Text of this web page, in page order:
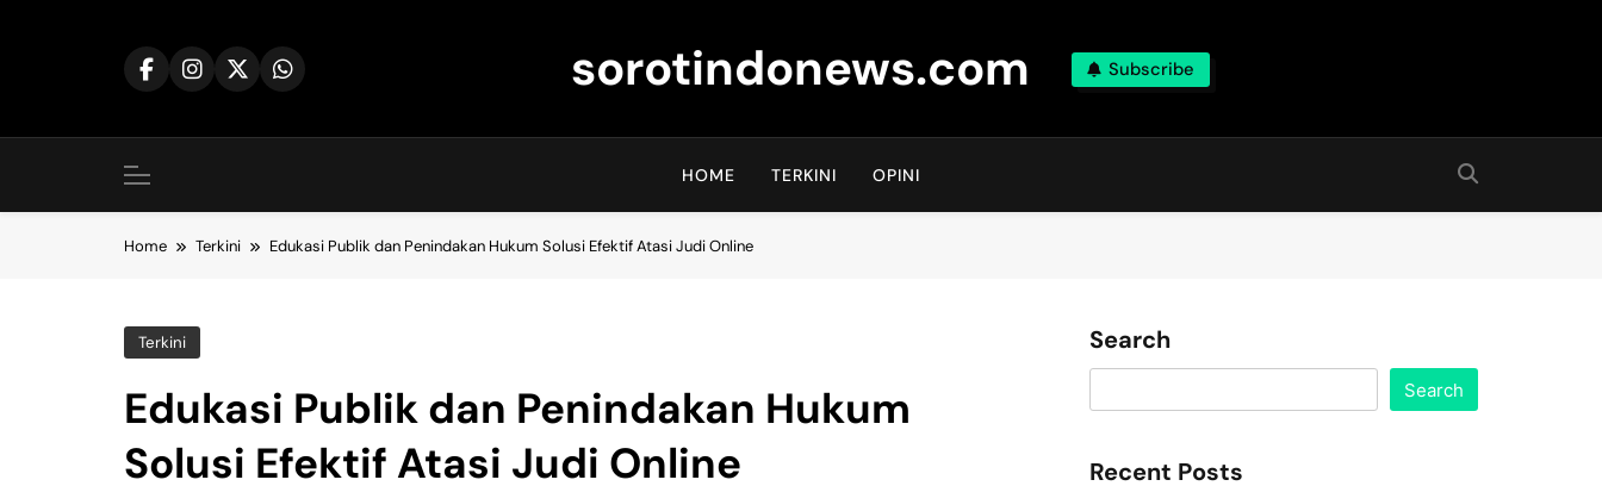
sorotindonews.com Subscribe
HOME TERKINI OPINI
Home Terkini Edukasi Publik dan Penindakan Hukum Solusi Efektif Atasi Judi Online
Terkini
Edukasi Publik dan Penindakan Hukum
Solusi Efektif Atasi Judi Online
Search
Search
Recent Posts